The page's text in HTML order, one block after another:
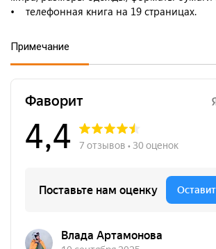
• телефонная книга на 19 страницах.
Примечание